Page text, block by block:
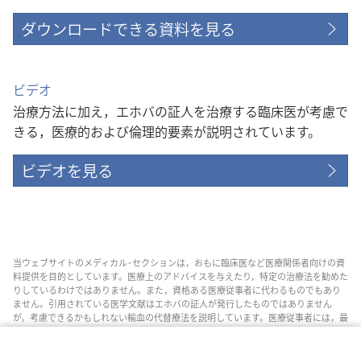
ダウンロードできる資料を見る
ビデオ
治療方法に加え，エホバの証人を治療する臨床医が考慮で
きる，医療的および倫理的要素が説明されています。
ビデオを見る
当ウェブサイトのメディカル･セクションは，おもに臨床医など医療関係者向けの資
料提供を目的としています。医療上のアドバイスを与えたり，特定の治療法を勧めた
りしているわけではありません。また，資格ある医療従事者に代わるものでもあり
ません。引用されている医学文献はエホバの証人が発行したものではありません
が，考慮できるかもしれない輸血の代替療法を説明しています。医療従事者には，最
新情報に通じるようにし，患者と治療の選択肢について話し合い，患者が自分の健